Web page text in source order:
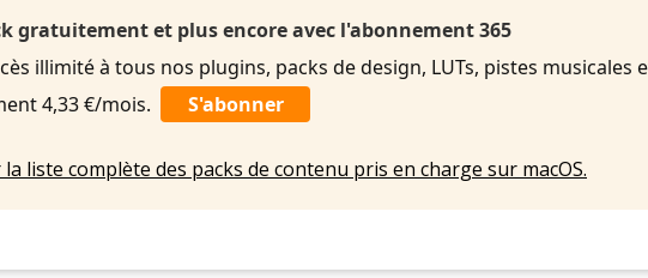
gratuitement et plus encore avec l'abonnement 365
illimité à tous nos plugins, packs de design, LUTs, pistes musicales
4,33 €/mois.
S'abonner
liste complète des packs de contenu pris en charge sur macOS.